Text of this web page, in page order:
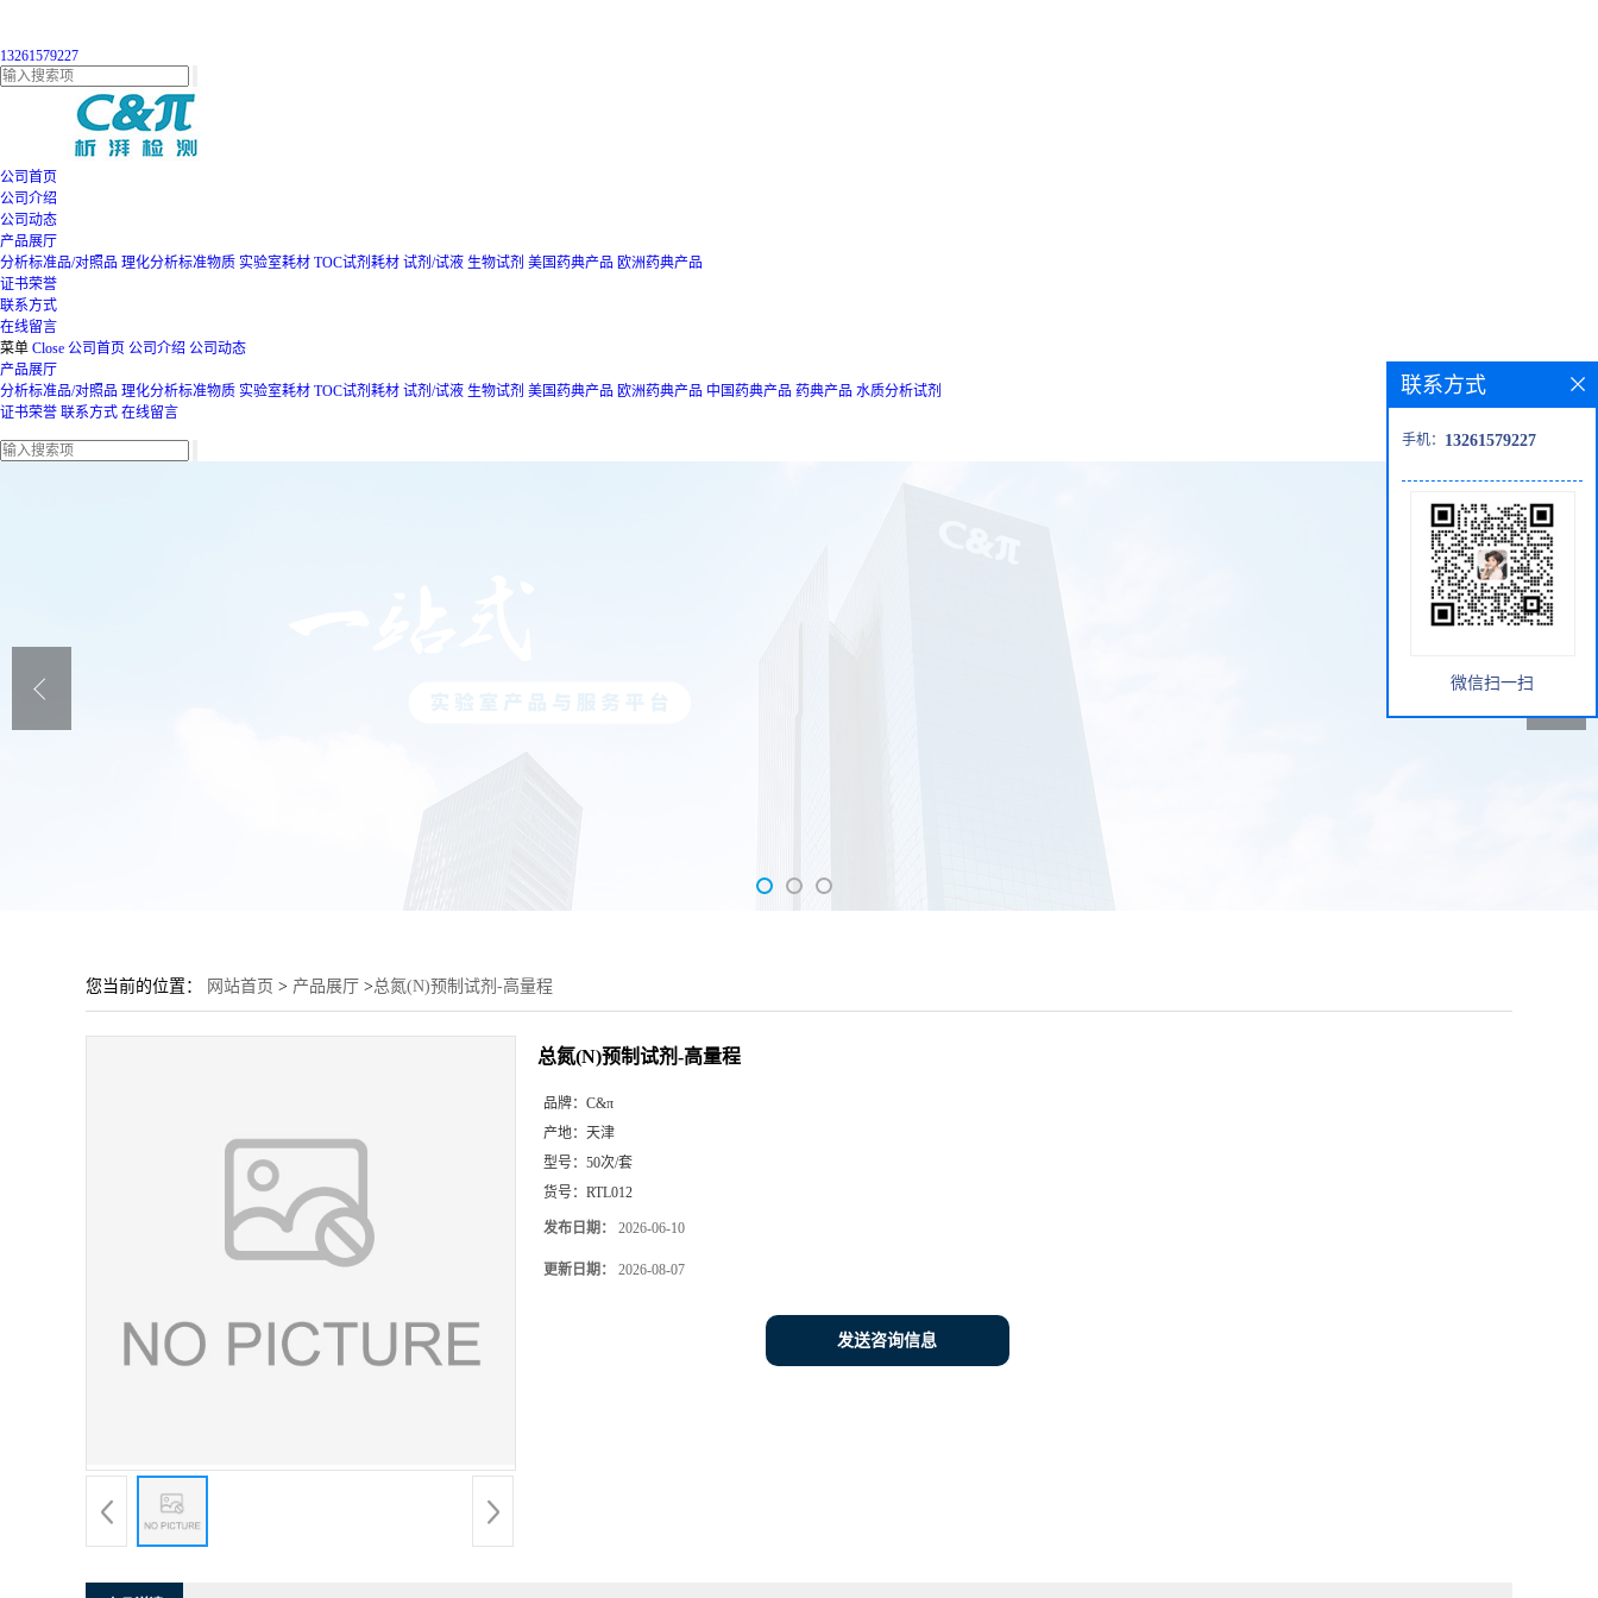
13261579227
公司首页
公司介绍
公司动态
产品展厅
分析标准品/对照品 理化分析标准物质 实验室耗材 TOC试剂耗材 试剂/试液 生物试剂 美国药典产品 欧洲药典产品
证书荣誉
联系方式
在线留言
菜单 Close 公司首页 公司介绍 公司动态
产品展厅
分析标准品/对照品 理化分析标准物质 实验室耗材 TOC试剂耗材 试剂/试液 生物试剂 美国药典产品 欧洲药典产品 中国药典产品 药典产品 水质分析试剂
证书荣誉 联系方式 在线留言
您当前的位置： 网站首页 > 产品展厅 >总氮(N)预制试剂-高量程
总氮(N)预制试剂-高量程
品牌： C&π
产地： 天津
型号： 50次/套
货号： RTL012
发布日期： 2026-06-10
更新日期： 2026-08-07
发送咨询信息
联系方式
手机： 13261579227
微信扫一扫